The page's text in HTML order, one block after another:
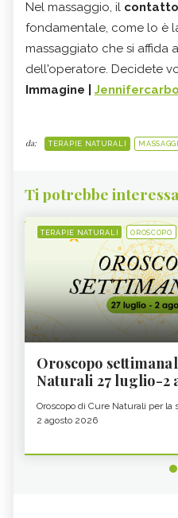
Nel massaggio, il
fondamentale, come lo è
massaggiato che si affida
dell'operatore. Decidete
Immagine |
da: TERAPIE NATURALI
Ti potrebbe
TERAPIE NATURALI OROSCOPO
Oroscopo
Naturali 27 luglio-2
Oroscopo di Cure Naturali per
2 agosto 2026